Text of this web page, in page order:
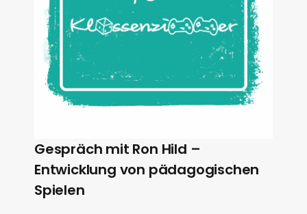
Gespräch mit Ron Hild –
Entwicklung von pädagogischen
Spielen